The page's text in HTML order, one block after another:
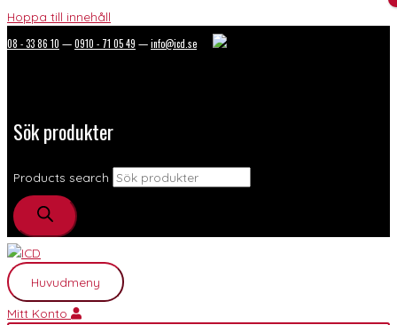
Hoppa till innehåll
08 - 33 86 10 —0910 - 71 05 49 —info@icd.se
Sök produkter
Products search
Huvudmeny
Mitt Konto